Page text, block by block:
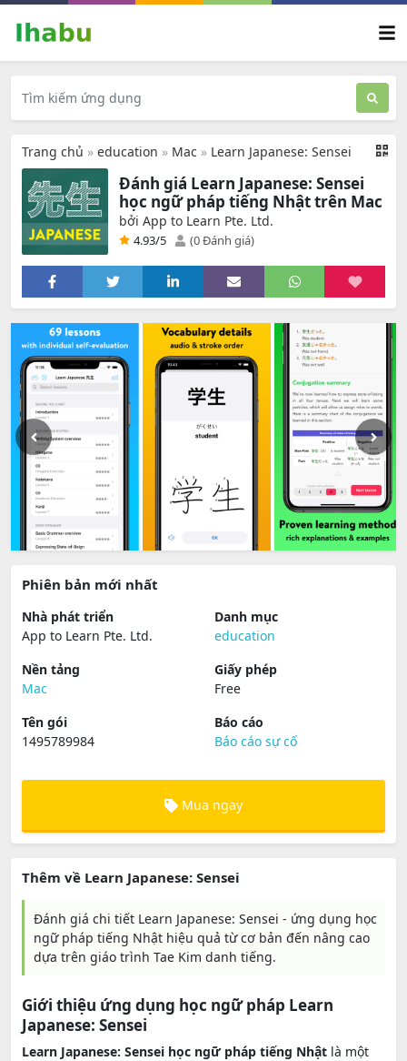
Trang chủ » education » Mac » Learn Japanese: Sensei
Đánh giá Learn Japanese: Sensei
học ngữ pháp tiếng Nhật trên Mac
bởi App to Learn Pte. Ltd.
4.93/5 (0 Đánh giá)
Phiên bản mới nhất
Nhà phát triển
App to Learn Pte. Ltd.
Danh mục
education
Nền tảng
Mac
Giấy phép
Free
Tên gói
1495789984
Báo cáo
Báo cáo sự cố
Mua ngay
Thêm về Learn Japanese: Sensei
Đánh giá chi tiết Learn Japanese: Sensei - ứng dụng học
ngữ pháp tiếng Nhật hiệu quả từ cơ bản đến nâng cao
dựa trên giáo trình Tae Kim danh tiếng.
Giới thiệu ứng dụng học ngữ pháp Learn
Japanese: Sensei
Learn Japanese: Sensei học ngữ pháp tiếng Nhật là một